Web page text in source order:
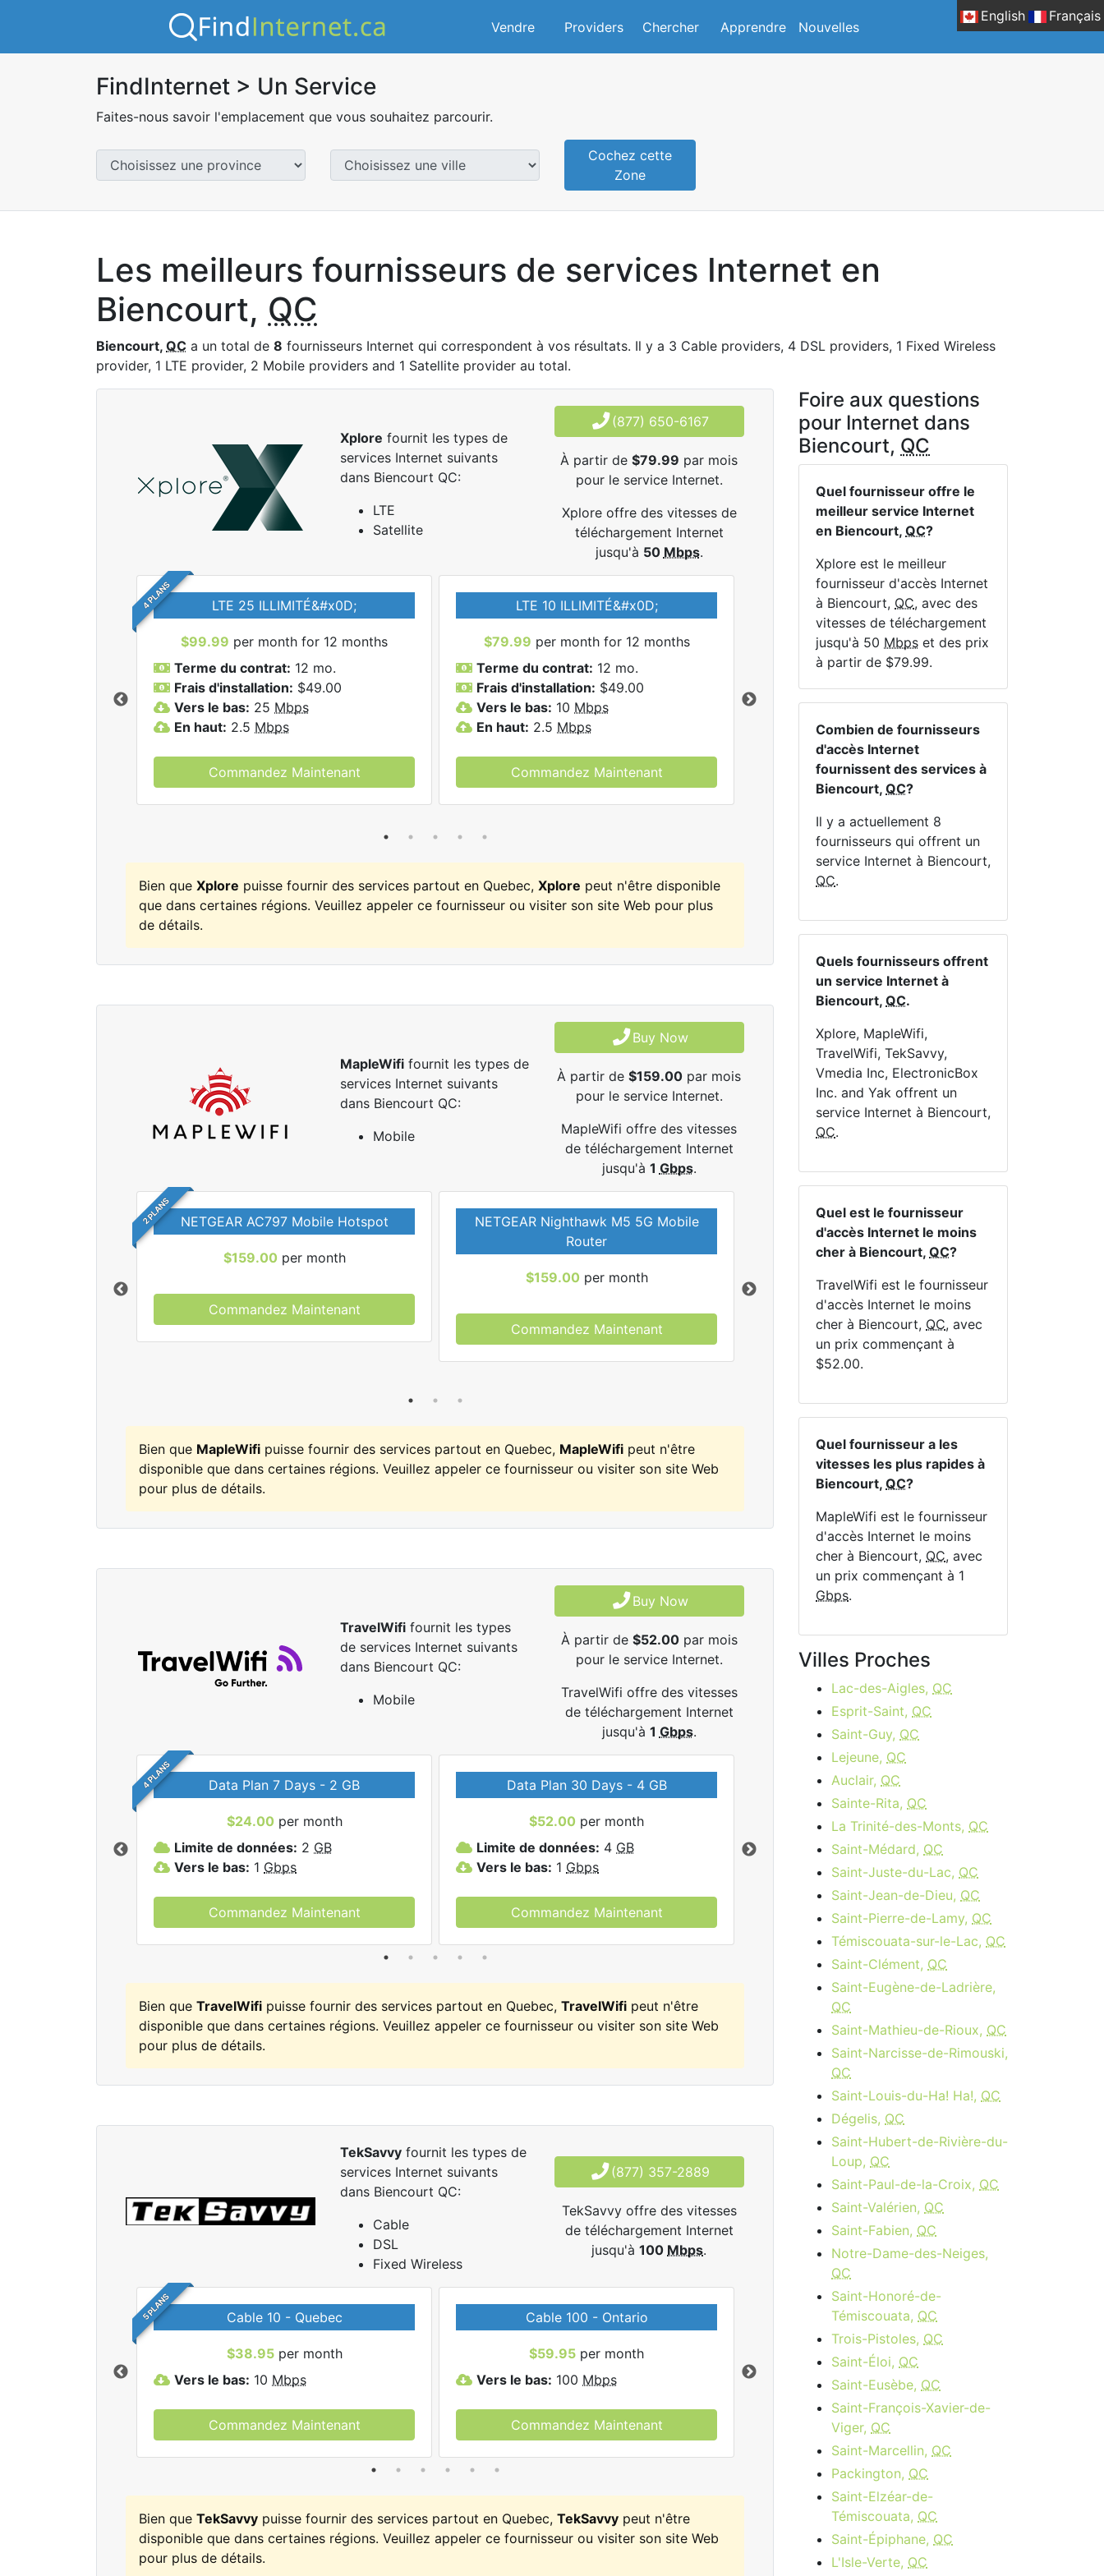
English Français
Vendre Providers Chercher Apprendre Nouvelles
FindInternet > Un Service
Faites-nous savoir l'emplacement que vous souhaitez parcourir.
Cochez cette
Zone
Les meilleurs fournisseurs de services Internet en
Biencourt, QC
Biencourt, QC a un total de 8 fournisseurs Internet qui correspondent à vos résultats. Il y a 3 Cable providers, 4 DSL providers, 1 Fixed Wireless
provider, 1 LTE provider, 2 Mobile providers and 1 Satellite provider au total.
Xplore fournit les types de
services Internet suivants
dans Biencourt QC:
LTE
Satellite
(877) 650-6167
À partir de$79.99 par mois
pour le service Internet.
Xplore offre des vitesses de
téléchargement Internet
jusqu'à 50 Mbps.
4 PLANS LTE 25 ILLIMITÉ&#x0D;
$99.99 per month for 12 months
Terme du contrat: 12 mo.
Frais d'installation: $49.00
Vers le bas: 25 Mbps
En haut: 2.5 Mbps
Commandez Maintenant
LTE 10 ILLIMITÉ&#x0D;
$79.99 per month for 12 months
Terme du contrat: 12 mo.
Frais d'installation: $49.00
Vers le bas: 10 Mbps
En haut: 2.5 Mbps
Commandez Maintenant
Sat 25
$119.99per month for 12 months
Terme du contrat:12 mo.
Frais d'installation:$49.00
Limite de données:200GB
Vers le bas:25Mbps
En haut:1Mbps
Commandez Maintenant
Bien que Xplore puisse fournir des services partout en Quebec, Xplore peut n'être disponible
que dans certaines régions. Veuillez appeler ce fournisseur ou visiter son site Web pour plus
de détails.
MapleWififournit les types de
services Internet suivants
dans Biencourt QC:
Mobile
Buy Now
À partir de$159.00 par mois
pour le service Internet.
MapleWifi offre des vitesses
de téléchargement Internet
jusqu'à 1 Gbps.
2 PLANS NETGEAR AC797 Mobile Hotspot
$159.00 per month
Commandez Maintenant
NETGEAR Nighthawk M5 5G Mobile
Router
$159.00 per month
Commandez Maintenant
Cliquez ici pour afficher tous les forfaits
Internet MapleWifi.
Bien que MapleWifi puisse fournir des services partout en Quebec, MapleWifi peut n'être
disponible que dans certaines régions. Veuillez appeler ce fournisseur ou visiter son site Web
pour plus de détails.
TravelWififournit les types
de services Internet suivants
dans Biencourt QC:
Mobile
Buy Now
À partir de $52.00par mois
pour le service Internet.
TravelWifi offre des vitesses
de téléchargement Internet
jusqu'à 1 Gbps.
4 PLANS Data Plan 7 Days - 2 GB
$24.00 per month
Limite de données: 2 GB
Vers le bas: 1 Gbps
Commandez Maintenant
Data Plan 30 Days - 4 GB
$52.00 per month
Limite de données: 4 GB
Vers le bas: 1 Gbps
Commandez Maintenant
Data Plan 30 Days - 8 GB
$74.00per month
Limite de données:8 GB
Vers le bas:1 Gbps
Commandez Maintenant
Bien que TravelWifi puisse fournir des services partout en Quebec, TravelWifi peut n'être
disponible que dans certaines régions. Veuillez appeler ce fournisseur ou visiter son site Web
pour plus de détails.
TekSavvyfournit les types de
services Internet suivants
dans Biencourt QC:
Cable
DSL
Fixed Wireless
(877) 357-2889
TekSavvy offre des vitesses
de téléchargement Internet
jusqu'à100 Mbps.
5 PLANS Cable 10 - Quebec
$38.95per month
Vers le bas: 10 Mbps
Commandez Maintenant
Cable 100 - Ontario
$59.95 per month
Vers le bas: 100 Mbps
Commandez Maintenant
Cable 15 - AB, BC
$34.95per month
Vers le bas:15Mbps
Commandez Maintenant
Bien que TekSavvy puisse fournir des services partout en Quebec, TekSavvy peut n'être
disponible que dans certaines régions. Veuillez appeler ce fournisseur ou visiter son site Web
pour plus de détails.
Foire aux questions
pour Internet dans
Biencourt, QC
Quel fournisseur offre le
meilleur service Internet
en Biencourt, QC?
Xplore est le meilleur
fournisseur d'accès Internet
à Biencourt, QC, avec des
vitesses de téléchargement
jusqu'à 50 Mbps et des prix
à partir de $79.99.
Combien de fournisseurs
d'accès Internet
fournissent des services à
Biencourt, QC?
Il y a actuellement 8
fournisseurs qui offrent un
service Internet à Biencourt,
QC.
Quels fournisseurs offrent
un service Internet à
Biencourt, QC.
Xplore, MapleWifi,
TravelWifi, TekSavvy,
Vmedia Inc, ElectronicBox
Inc. and Yak offrent un
service Internet à Biencourt,
QC.
Quel est le fournisseur
d'accès Internet le moins
cher à Biencourt, QC?
TravelWifi est le fournisseur
d'accès Internet le moins
cher à Biencourt, QC, avec
un prix commençant à
$52.00.
Quel fournisseur a les
vitesses les plus rapides à
Biencourt, QC?
MapleWifi est le fournisseur
d'accès Internet le moins
cher à Biencourt, QC, avec
un prix commençant à 1
Gbps.
Villes Proches
Lac-des-Aigles, QC
Esprit-Saint, QC
Saint-Guy, QC
Lejeune, QC
Auclair, QC
Sainte-Rita, QC
La Trinité-des-Monts, QC
Saint-Médard, QC
Saint-Juste-du-Lac, QC
Saint-Jean-de-Dieu, QC
Saint-Pierre-de-Lamy, QC
Témiscouata-sur-le-Lac, QC
Saint-Clément, QC
Saint-Eugène-de-Ladrière,
QC
Saint-Mathieu-de-Rioux, QC
Saint-Narcisse-de-Rimouski,
QC
Saint-Louis-du-Ha! Ha!, QC
Dégelis, QC
Saint-Hubert-de-Rivière-du-
Loup, QC
Saint-Paul-de-la-Croix, QC
Saint-Valérien, QC
Saint-Fabien, QC
Notre-Dame-des-Neiges,
QC
Saint-Honoré-de-
Témiscouata, QC
Trois-Pistoles, QC
Saint-Éloi, QC
Saint-Eusèbe, QC
Saint-François-Xavier-de-
Viger, QC
Saint-Marcellin, QC
Packington, QC
Saint-Elzéar-de-
Témiscouata, QC
Saint-Épiphane, QC
L'Isle-Verte, QC